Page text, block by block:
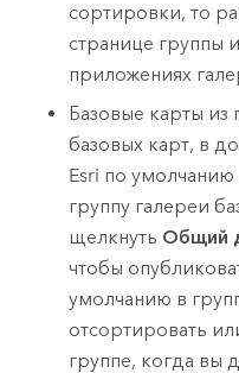
сортировки, то
странице группы
приложениях
Базовые карты из
базовых карт, в
Esri по умолчанию
группу галереи
щелкнуть Общий
чтобы
умолчанию в
отсортировать
группе, когда вы